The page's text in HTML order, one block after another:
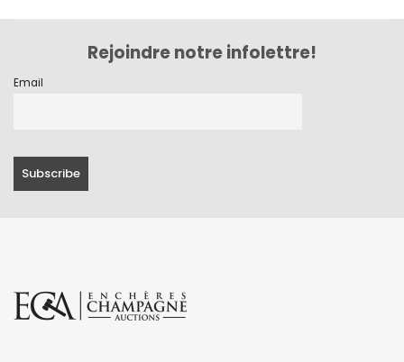
Rejoindre notre infolettre!
Email